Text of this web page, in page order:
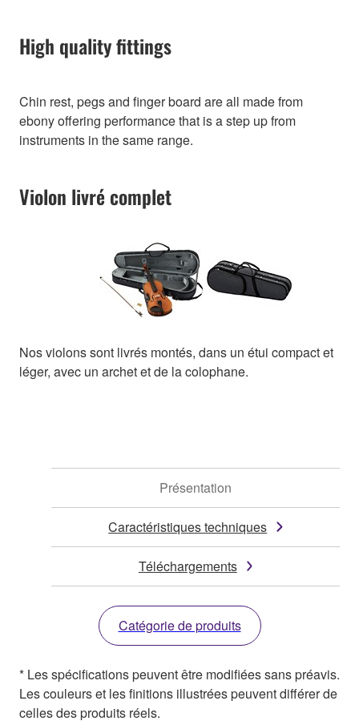
High quality fittings
Chin rest, pegs and finger board are all made from
ebony offering performance that is a step up from
instruments in the same range.
Violon livré complet
Nos violons sont livrés montés, dans un étui compact et
léger, avec un archet et de la colophane.
Présentation
Caractéristiques techniques
Téléchargements
Catégorie de produits
* Les spécifications peuvent être modifiées sans préavis.
Les couleurs et les finitions illustrées peuvent différer de
celles des produits réels.